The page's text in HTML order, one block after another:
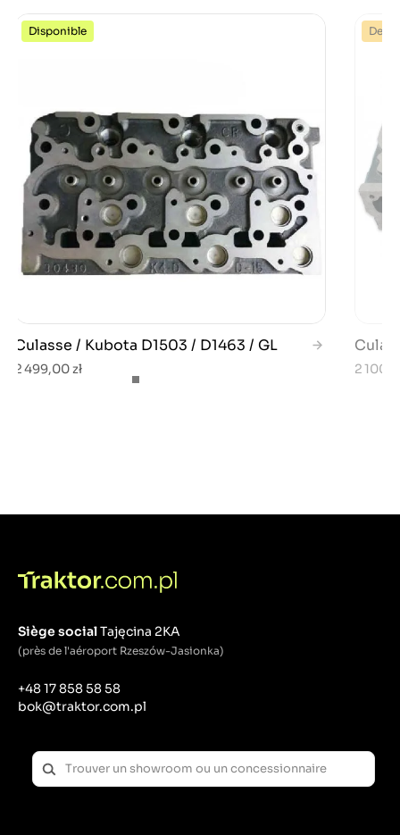
Disponible
Culasse / Kubota D1503 / D1463 / GL
2 499,00 zł 2
Siège socialTajęcina 2KA
(près de l'aéroport Rzeszów-Jasionka)
+48 17 858 58 58
bok@traktor.com.pl